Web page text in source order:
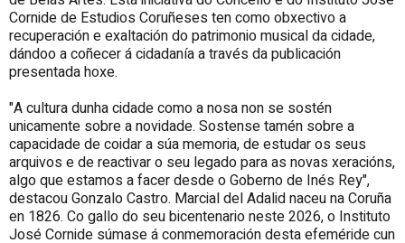
Cornide de Estudios Coruñeses ten como obxectivo a
recuperación e exaltación do patrimonio musical da cidade,
dándoo a coñecer á cidadanía a través da publicación
presentada hoxe.
"A cultura dunha cidade como a nosa non se sostén
unicamente sobre a novidade. Sostense tamén sobre a
capacidade de coidar a súa memoria, de estudar os seus
arquivos e de reactivar o seu legado para as novas xeracións,
algo que estamos a facer desde o Goberno de Inés Rey",
destacou Gonzalo Castro. Marcial del Adalid naceu na Coruña
en 1826. Co gallo do seu bicentenario neste 2026, o Instituto
José Cornide súmase á conmemoración desta efeméride cun